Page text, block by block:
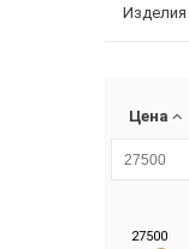
Изделия
Цена
27500